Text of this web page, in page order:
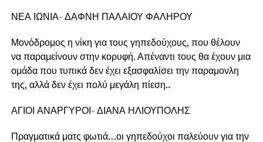
ΝΕΑ ΙΩΝΙΑ- ΔΑΦΝΗ ΠΑΛΑΙΟΥ ΦΑΛΗΡΟΥ
Μονόδρομος η νίκη για τους γηπεδούχους, που θέλουν
να παραμείνουν στην κορυφή. Απέναντι τους θα έχουν μια
ομάδα που τυπικά δεν έχει εξασφαλίσει την παραμονλη
της, αλλά δεν έχει πολύ μεγάλη πίεση..
ΑΓΙΟΙ ΑΝΑΡΓΥΡΟΙ- ΔΙΑΝΑ ΗΛΙΟΥΠΟΛΗΣ
Πραγματικά ματς φωτιά…οι γηπεδούχοι παλεύουν για την